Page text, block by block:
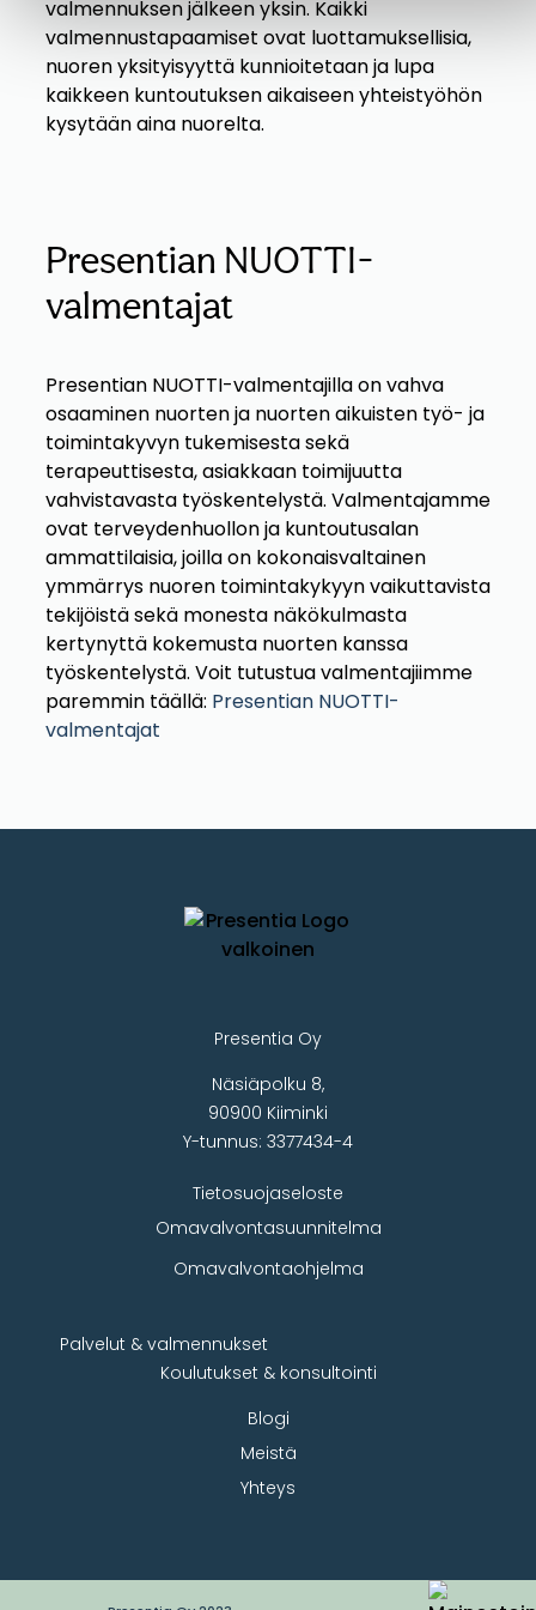
valmennuksen jälkeen yksin. Kaikki
valmennustapaamiset ovat luottamuksellisia,
nuoren yksityisyyttä kunnioitetaan ja lupa
kaikkeen kuntoutuksen aikaiseen yhteistyöhön
kysytään aina nuorelta.
Presentian NUOTTI-
valmentajat
Presentian NUOTTI-valmentajilla on vahva
osaaminen nuorten ja nuorten aikuisten työ- ja
toimintakyvyn tukemisesta sekä
terapeuttisesta, asiakkaan toimijuutta
vahvistavasta työskentelystä. Valmentajamme
ovat terveydenhuollon ja kuntoutusalan
ammattilaisia, joilla on kokonaisvaltainen
ymmärrys nuoren toimintakykyyn vaikuttavista
tekijöistä sekä monesta näkökulmasta
kertynyttä kokemusta nuorten kanssa
työskentelystä. Voit tutustua valmentajiimme
paremmin täällä: Presentian NUOTTI-
valmentajat
Presentia Oy
Näsiäpolku 8,
90900 Kiiminki
Y-tunnus: 3377434-4
Tietosuojaseloste
Omavalvontasuunnitelma
Omavalvontaohjelma
Palvelut & valmennukset
Koulutukset & konsultointi
Blogi
Meistä
Yhteys